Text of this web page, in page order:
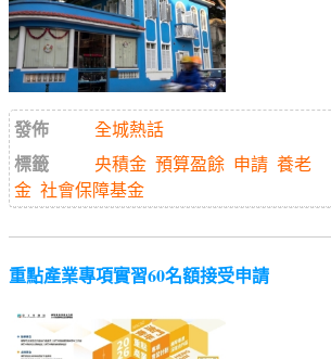
發佈
全城熱話
標籤
央積金 預算盈餘 申請 養老
金 社會保障基金
重點產業專項實習60名額接受申請